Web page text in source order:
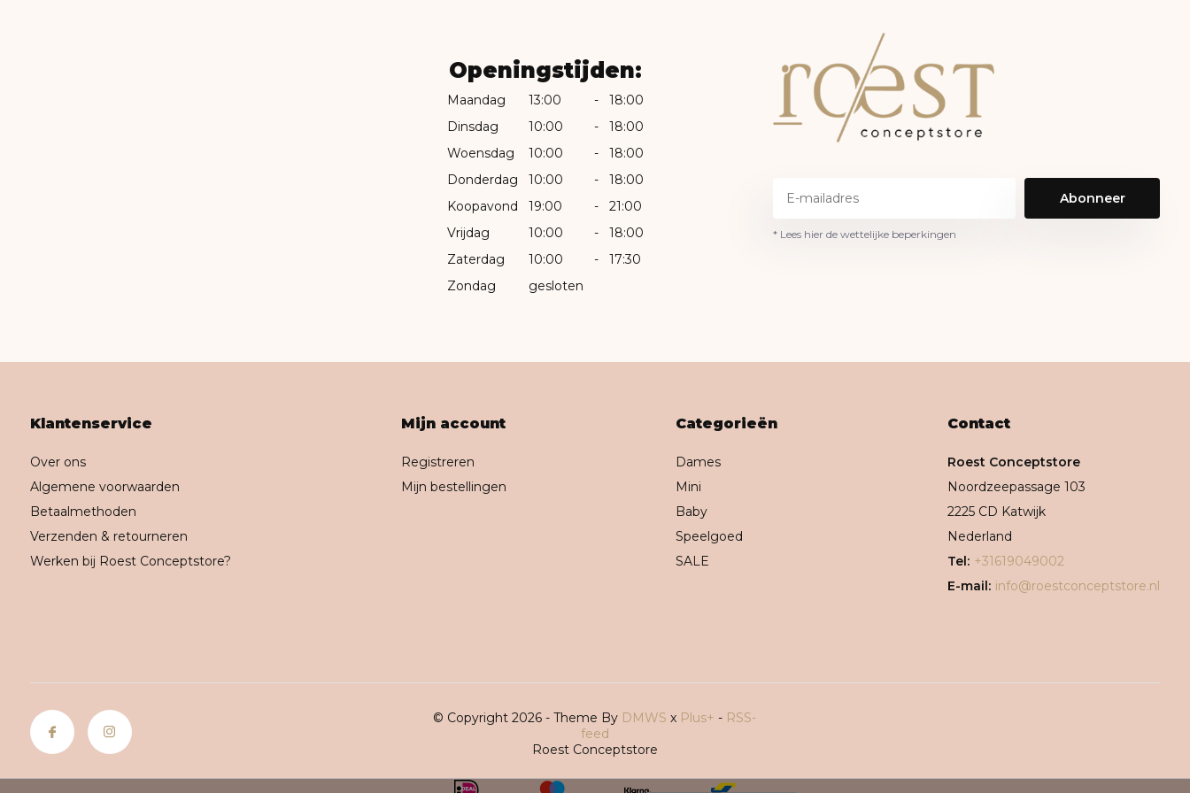
Openingstijden:
Maandag 13:00 -
18:00
Dinsdag
10:00 -
18:00
Woensdag
10:00 -
18:00
Donderdag
10:00 -
18:00
Koopavond
19:00 -
21:00
Vrijdag
10:00 -
18:00
Zaterdag
10:00 -
17:30
Zondag
gesloten
Abonneer
* Lees hier de wettelijke beperkingen
Klantenservice
Over ons
Algemene voorwaarden
Betaalmethoden
Verzenden & retourneren
Werken bij Roest Conceptstore?
Mijn account
Registreren
Mijn bestellingen
Categorieën
Dames
Mini
Baby
Speelgoed
SALE
Contact
Roest Conceptstore
Noordzeepassage 103
2225 CD Katwijk
Nederland
Tel: +31619049002
E-mail: info@roestconceptstore.nl
© Copyright 2026 - Theme By DMWS x Plus+ - RSS-
feed
Roest Conceptstore